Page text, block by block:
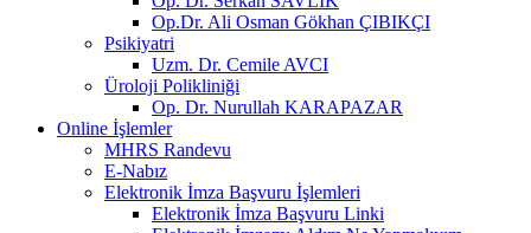
Op.Dr. Ali Osman Gökhan ÇIBIKÇI
Psikiyatri
Uzm. Dr. Cemile AVCI
Üroloji Polikliniği
Op. Dr. Nurullah KARAPAZAR
Online İşlemler
MHRS Randevu
E-Nabız
Elektronik İmza Başvuru İşlemleri
Elektronik İmza Başvuru Linki